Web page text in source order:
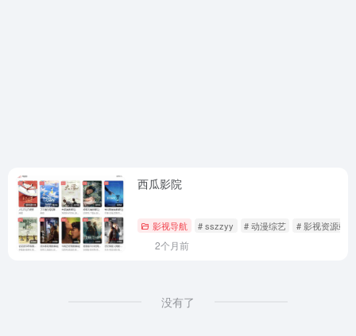
西瓜影院
影视导航 # sszzyy # 动漫综艺 # 影视资源站
2个月前
没有了